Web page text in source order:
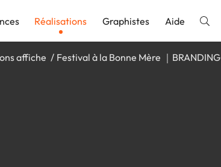
Réalisations Graphistes Aide
affiche Festival à la Bonne Mère ｜BRANDING